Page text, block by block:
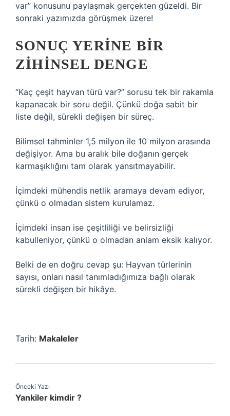
var” konusunu paylaşmak gerçekten güzeldi. Bir
sonraki yazımızda görüşmek üzere!
SONUÇ YERINE BIR
ZIHINSEL DENGE
“Kaç çeşit hayvan türü var?” sorusu tek bir rakamla
kapanacak bir soru değil. Çünkü doğa sabit bir
liste değil, sürekli değişen bir süreç.
Bilimsel tahminler 1,5 milyon ile 10 milyon arasında
değişiyor. Ama bu aralık bile doğanın gerçek
karmaşıklığını tam olarak yansıtmayabilir.
İçimdeki mühendis netlik aramaya devam ediyor,
çünkü o olmadan sistem kurulamaz.
İçimdeki insan ise çeşitliliği ve belirsizliği
kabulleniyor, çünkü o olmadan anlam eksik kalıyor.
Belki de en doğru cevap şu: Hayvan türlerinin
sayısı, onları nasıl tanımladığımıza bağlı olarak
sürekli değişen bir hikâye.
Tarih: Makaleler
Önceki Yazı
Yankiler kimdir ?